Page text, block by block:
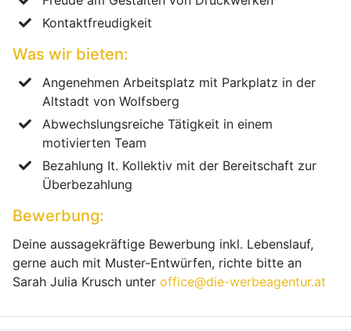
Kontaktfreudigkeit
Was wir bieten:
Angenehmen Arbeitsplatz mit Parkplatz in der
Altstadt von Wolfsberg
Abwechslungsreiche Tätigkeit in einem
motivierten Team
Bezahlung It. Kollektiv mit der Bereitschaft zur
Überbezahlung
Bewerbung:
Deine aussagekräftige Bewerbung inkl. Lebenslauf,
gerne auch mit Muster-Entwürfen, richte bitte an
Sarah Julia Krusch unter office@die-werbeagentur.at